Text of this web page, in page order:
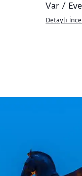
Var /
Detaylı